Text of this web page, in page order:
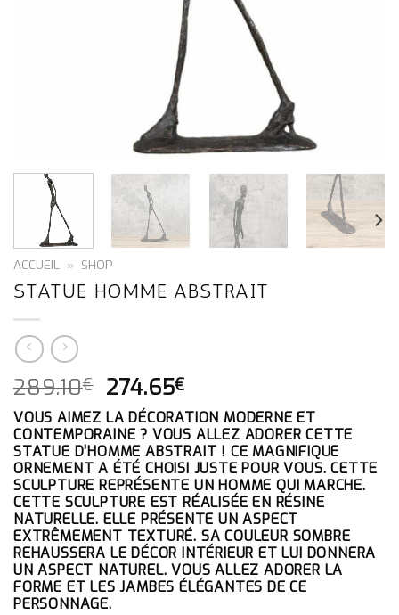
ACCUEIL » SHOP
STATUE HOMME ABSTRAIT
289.10€ LE
PRIX
INITIAL
ÉTAIT :
289.10€.
274.65€
PRIX
ACTUEL
EST :
274.65€.
VOUS AIMEZ LA DÉCORATION MODERNE ET
CONTEMPORAINE ? VOUS ALLEZ ADORER CETTE
STATUE D’HOMME ABSTRAIT ! CE MAGNIFIQUE
ORNEMENT A ÉTÉ CHOISI JUSTE POUR VOUS. CETTE
SCULPTURE REPRÉSENTE UN HOMME QUI MARCHE.
CETTE SCULPTURE EST RÉALISÉE EN RÉSINE
NATURELLE. ELLE PRÉSENTE UN ASPECT
EXTRÊMEMENT TEXTURÉ. SA COULEUR SOMBRE
REHAUSSERA LE DÉCOR INTÉRIEUR ET LUI DONNERA
UN ASPECT NATUREL. VOUS ALLEZ ADORER LA
FORME ET LES JAMBES ÉLÉGANTES DE CE
PERSONNAGE.